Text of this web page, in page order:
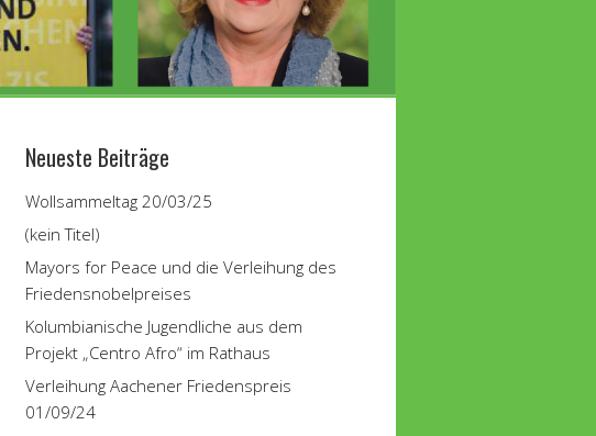
Neueste Beiträge
Wollsammeltag 20/03/25
(kein Titel)
Mayors for Peace und die Verleihung des
Friedensnobelpreises
Kolumbianische Jugendliche aus dem
Projekt „Centro Afro“ im Rathaus
Verleihung Aachener Friedenspreis
01/09/24